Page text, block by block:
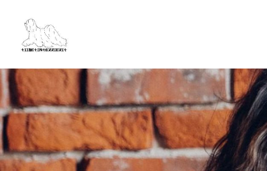
sivun
sisältöön
Tiibetinterrierit ry